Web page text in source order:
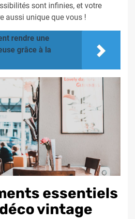
sont infinies, et votre
aussi unique que vous !
rendre une
grâce à la
essentiels
vintage